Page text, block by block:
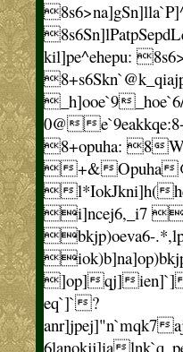
kil]pe^ehepu:
_h]ooe`9
0@
8+opuha: 8
+&Opuha
l*IokJkni]h(
i]ncej6,_i7
bkjp)oeva6-
]op]qj]ien]`]
eq`]`?
anr]jpej]"n`mqk7
6lanokjj]ia